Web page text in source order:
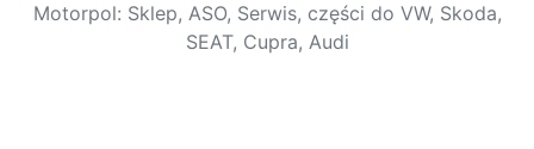
Motorpol: Sklep, ASO, Serwis, części do VW, Skoda,
SEAT, Cupra, Audi